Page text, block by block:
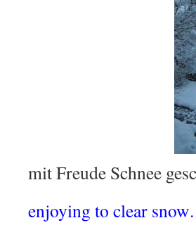
mit Freude Schnee
enjoying to clear